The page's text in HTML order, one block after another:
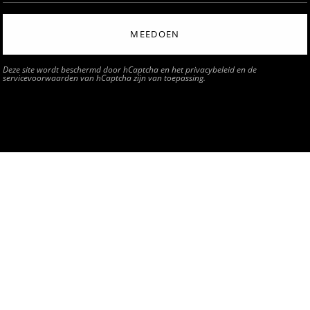
MEEDOEN
Deze site wordt beschermd door hCaptcha en hetprivacybeleiden de
servicevoorwaardenvan hCaptcha zijn van toepassing.